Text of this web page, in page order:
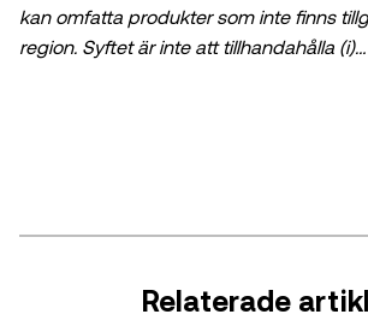
kan omfatta produkter som inte finns
region. Syftet är inte att tillhandahålla (i)
tillgångar, eller (iii) finansiell,
eller skattemässig rådgivning. Innehav
tillgångar, inklusive stabila
överväga om handel med eller innehav
tillgångar är lämpligt för dig mot
Relaterade